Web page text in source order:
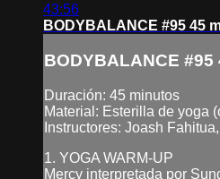
43:56
BODYBALANCE #95 45
BODYBALANCE #95
Duración: 45 minutos
Material: Esterilla de yoga
Instructores: Joash
1. YOGA WARM-UP
Mercy interpretada por